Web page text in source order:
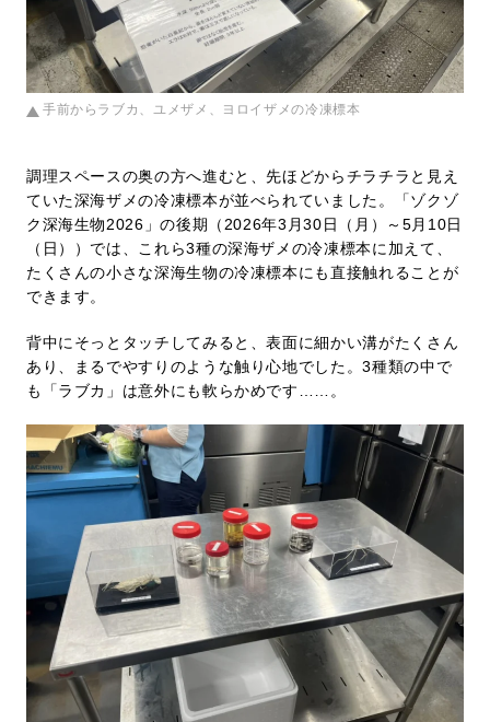
手前からラブカ、ユメザメ、ヨロイザメの冷凍標本
調理スペースの奥の方へ進むと、先ほどからチラチラと見え
ていた深海ザメの冷凍標本が並べられていました。「ゾクゾ
ク深海生物2026」の後期（2026年3月30日（月）～5月10日
（日））では、これら3種の深海ザメの冷凍標本に加えて、
たくさんの小さな深海生物の冷凍標本にも直接触れることが
できます。
背中にそっとタッチしてみると、表面に細かい溝がたくさん
あり、まるでやすりのような触り心地でした。3種類の中で
も「ラブカ」は意外にも軟らかめです……。